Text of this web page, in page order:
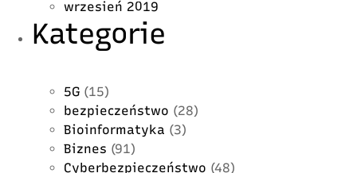
wrzesień 2019
Kategorie
5G (15)
bezpieczeństwo (28)
Bioinformatyka (3)
Biznes (91)
Cyberbezpieczeństwo (48)